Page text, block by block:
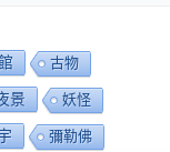
古物
景 妖怪
彌勒佛